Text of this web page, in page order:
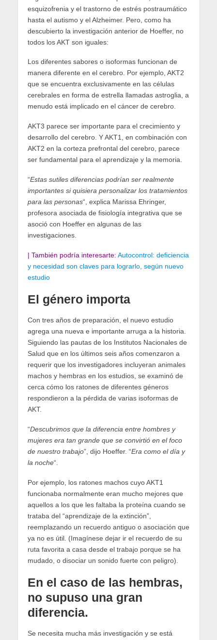
esquizofrenia y el trastorno de estrés postraumático
hasta el autismo y el Alzheimer. Pero, como ha
descubierto la investigación anterior de Hoeffer, no
todos los AKT son iguales:
Los diferentes sabores o isoformas funcionan de
manera diferente en el cerebro. Por ejemplo, AKT2
que se encuentra exclusivamente en las células
cerebrales en forma de estrella llamadas astroglia, a
menudo está implicado en el cáncer de cerebro.
AKT3 parece ser importante para el crecimiento y
desarrollo del cerebro. Y AKT1, en combinación con
AKT2 en la corteza prefrontal del cerebro, parece
ser fundamental para el aprendizaje y la memoria.
“Estas sutiles diferencias podrían ser realmente
importantes si quisiera personalizar los tratamientos
para las personas“, explica Marissa Ehringer,
profesora asociada de fisiología integrativa que se
asoció con Hoeffer en algunas de las
investigaciones.
| También podría interesarte: Autocontrol: deficiencia
y necesidad son claves para lograrlo, según nuevo
estudio
El género importa
Con tres años de preparación, el nuevo estudio
agrega una nueva e importante arruga a la historia.
Siguiendo las pautas de los Institutos Nacionales de
Salud que en los últimos seis años comenzaron a
requerir que los investigadores incluyeran animales
machos y hembras en los estudios, se examinó de
cerca cómo los ratones de diferentes géneros
respondieron a la pérdida de varias isoformas de
AKT.
“Descubrimos que la diferencia entre hombres y
mujeres era tan grande que se convirtió en el foco
de nuestro trabajo”, dijo Hoeffer. “Era como el día y
la noche“.
Por ejemplo, los ratones machos cuyo AKT1
funcionaba normalmente eran mucho mejores que
aquellos a los que les faltaba la proteína cuando se
trataba del “aprendizaje de la extinción”,
reemplazando un recuerdo antiguo o asociación que
ya no es útil. (Imagínese dejar ir el recuerdo de su
ruta favorita a casa desde el trabajo porque se ha
mudado, o disociar un sonido fuerte con peligro).
En el caso de las hembras,
no supuso una gran
diferencia.
Se necesita mucha más investigación y se está